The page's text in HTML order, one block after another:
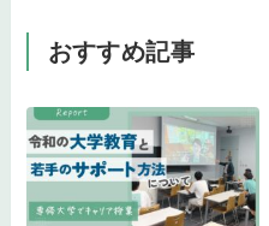
おすすめ記事